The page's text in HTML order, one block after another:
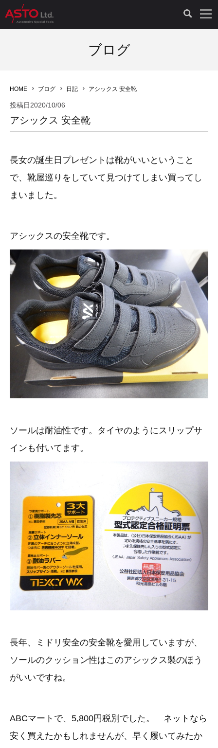
EV 専用 整備機器（11）
オプション品（17）
TPMS（4）
内視カメラ（6）
安定化電源ユニット（8）
バッテリーテスター（4）
バイク用診断テスター（7）
その他（20）
OTOFIX Powered by AUTEL（4）
Hubitools（17）
ドイツ車（211）
イタリア/フランス車（27）
アメリカ車（15）
スウェーデン車（20）
日本車（7）
汎用（89）
バッテリーチャージャー（4）
ディーゼルインジェクター&グロープラグ ツール（7）
3D プリンターペン（8）
シミュレータ（19）
その他（8）
イギリス車（26）
スウェーデン車（45）
日本車（40）
ブレーキキャリパーリペアキット（368）
ステアリングロックエミュレータ（28）
キー関連（19）
ライト関連（6）
クローン作製（20）
イモビライザーOFF（1）
その他（6）
その他（2）
ブログ
HOME ブログ 日記 アシックス 安全靴
投稿日2020/10/06
アシックス 安全靴
長女の誕生日プレゼントは靴がいいということ
で、靴屋巡りをしていて見つけてしまい買ってし
まいました。
アシックスの安全靴です。
ソールは耐油性です。タイヤのようにスリップサ
インも付いてます。
長年、ミドリ安全の安全靴を愛用していますが、
ソールのクッション性はこのアシックス製のほう
がいいですね。
ABCマートで、5,800円税別でした。 ネットなら
安く買えたかもしれませんが、早く履いてみたか